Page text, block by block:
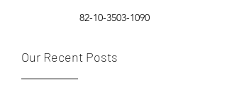
82-10-3503-1090
Our Recent Posts